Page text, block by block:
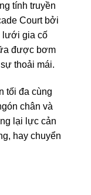
tính truyền
Court bởi
lưới gia cố
được bơm
thoải mái.
tối đa cùng
chân và
lại lực cản
hay chuyển